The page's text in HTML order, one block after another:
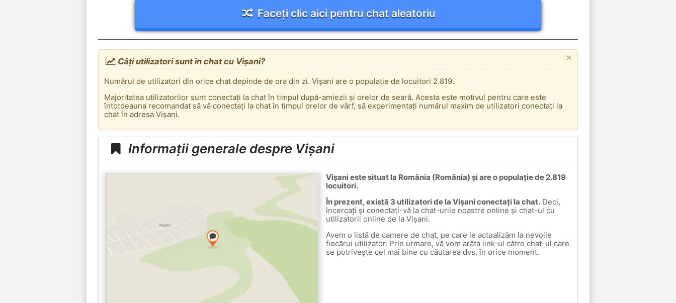
Faceți clic aici pentru chat aleatoriu
×
Câți utilizatori sunt în chat cu Vișani?
Numărul de utilizatori din orice chat depinde de ora din zi. Vișani are o populație de locuitori 2.819.
Majoritatea utilizatorilor sunt conectați la chat în timpul după-amiezii și orelor de seară. Acesta este motivul pentru care este
întotdeauna recomandat să vă conectați la chat în timpul orelor de vârf, să experimentați numărul maxim de utilizatori conectați la
chat în adresa Vișani.
Informații generale despre Vișani
Vișani este situat la România (România) și are o populație de 2.819
locuitori.
În prezent, există 3 utilizatori de la Vișani conectați la chat.Deci,
încercați și conectați-vă la chat-urile noastre online și chat-ul cu
utilizatorii online de la Vișani.
Avem o listă de camere de chat, pe care le actualizăm la nevoile
fiecărui utilizator. Prin urmare, vă vom arăta link-ul către chat-ul care
se potrivește cel mai bine cu căutarea dvs. în orice moment.